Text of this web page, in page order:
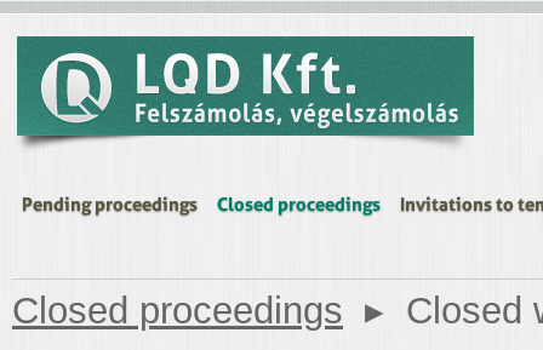
Pending proceedings Closed proceedings Invitations to
Closed proceedings ▸ Closed